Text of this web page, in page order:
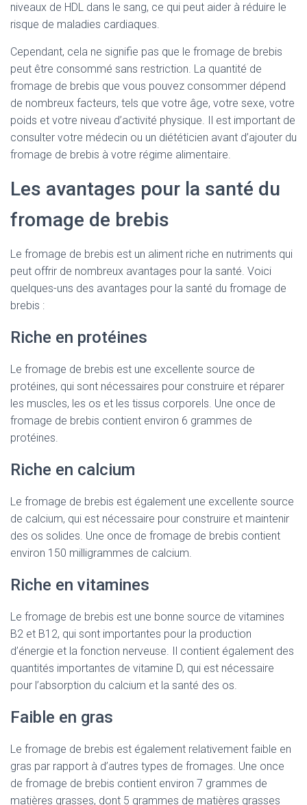
niveaux de HDL dans le sang, ce qui peut aider à réduire le
risque de maladies cardiaques.
Cependant, cela ne signifie pas que le fromage de brebis
peut être consommé sans restriction. La quantité de
fromage de brebis que vous pouvez consommer dépend
de nombreux facteurs, tels que votre âge, votre sexe, votre
poids et votre niveau d’activité physique. Il est important de
consulter votre médecin ou un diététicien avant d’ajouter du
fromage de brebis à votre régime alimentaire.
Les avantages pour la santé du
fromage de brebis
Le fromage de brebis est un aliment riche en nutriments qui
peut offrir de nombreux avantages pour la santé. Voici
quelques-uns des avantages pour la santé du fromage de
brebis :
Riche en protéines
Le fromage de brebis est une excellente source de
protéines, qui sont nécessaires pour construire et réparer
les muscles, les os et les tissus corporels. Une once de
fromage de brebis contient environ 6 grammes de
protéines.
Riche en calcium
Le fromage de brebis est également une excellente source
de calcium, qui est nécessaire pour construire et maintenir
des os solides. Une once de fromage de brebis contient
environ 150 milligrammes de calcium.
Riche en vitamines
Le fromage de brebis est une bonne source de vitamines
B2 et B12, qui sont importantes pour la production
d’énergie et la fonction nerveuse. Il contient également des
quantités importantes de vitamine D, qui est nécessaire
pour l’absorption du calcium et la santé des os.
Faible en gras
Le fromage de brebis est également relativement faible en
gras par rapport à d’autres types de fromages. Une once
de fromage de brebis contient environ 7 grammes de
matières grasses, dont 5 grammes de matières grasses